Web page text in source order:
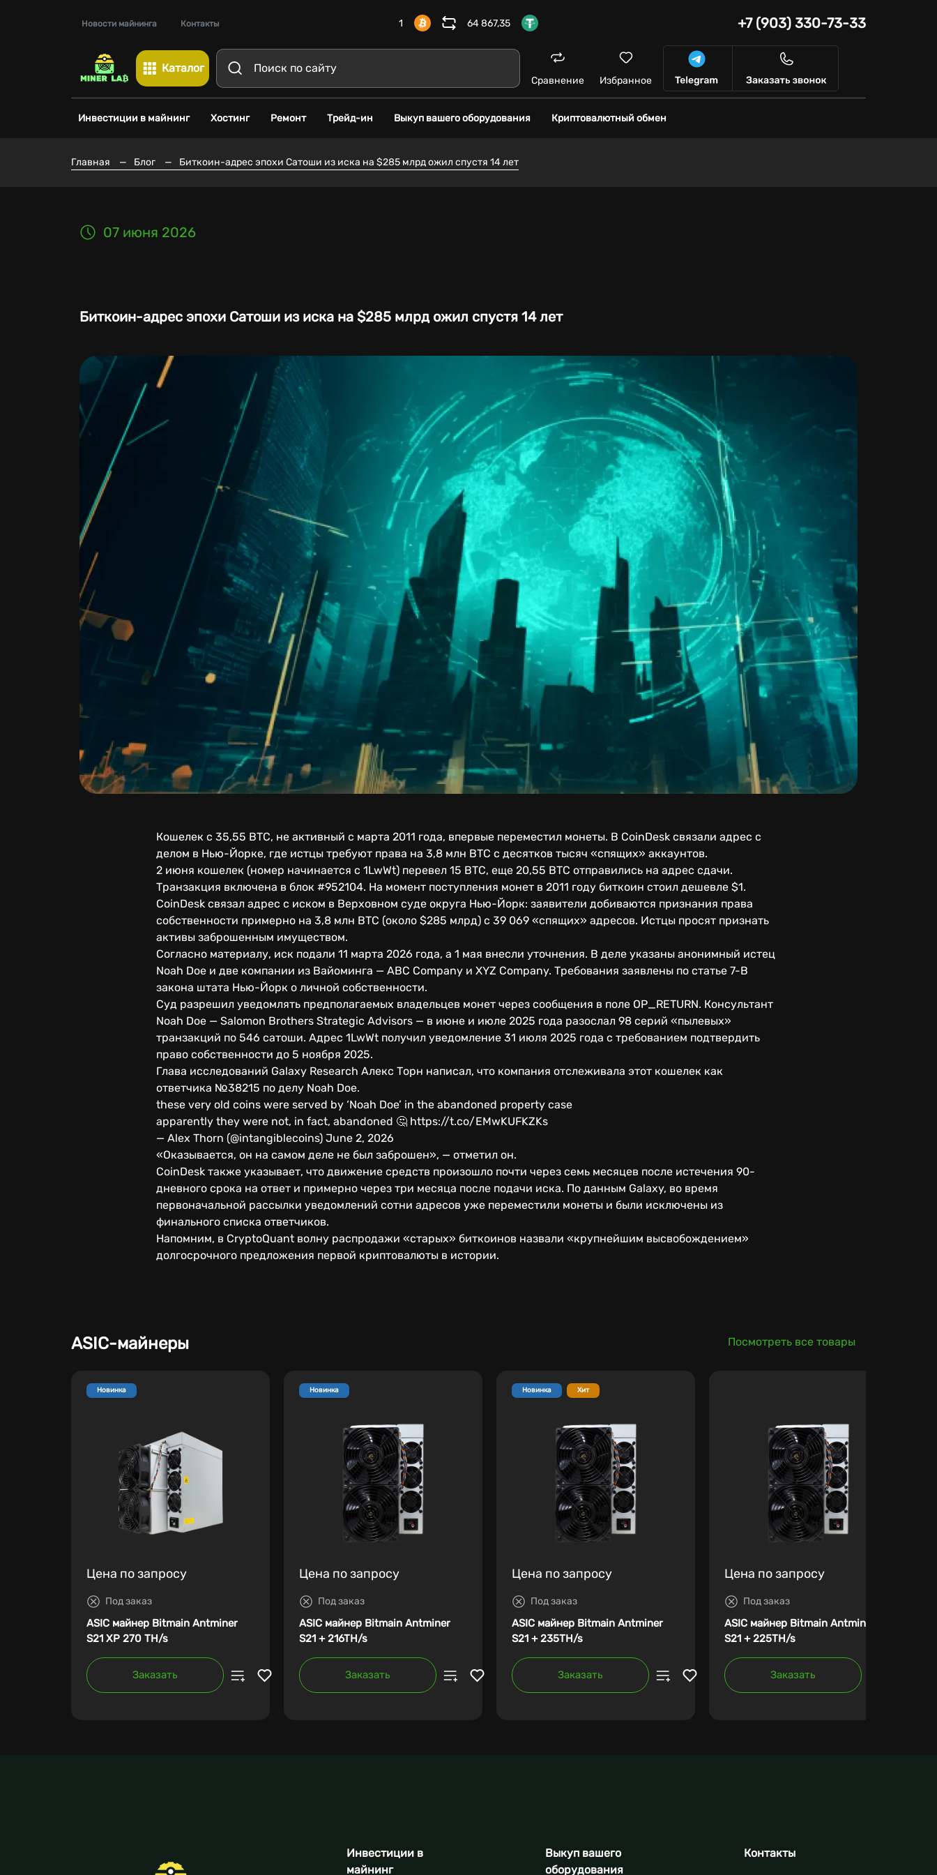
Новости майнинга Контакты 1 64 867,35 +7 (903) 330-73-33
Каталог
Сравнение Избранное
Инвестиции в майнинг Хостинг Ремонт Трейд-ин Выкуп вашего оборудования Криптовалютный обмен
Главная — Блог — Биткоин-адрес эпохи Сатоши из иска на $285 млрд ожил спустя 14 лет
07 июня 2026
Биткоин-адрес эпохи Сатоши из иска на $285 млрд ожил спустя 14 лет
Кошелек с 35,55 BTC, не активный с марта 2011 года, впервые переместил монеты. В CoinDesk связали адрес с
делом в Нью-Йорке, где истцы требуют права на 3,8 млн BTC с десятков тысяч «спящих» аккаунтов.
2 июня кошелек (номер начинается с 1LwWt) перевел 15 BTC, еще 20,55 BTC отправились на адрес сдачи.
Транзакция включена в блок #952104. На момент поступления монет в 2011 году биткоин стоил дешевле $1.
CoinDesk связал адрес с иском в Верховном суде округа Нью-Йорк: заявители добиваются признания права
собственности примерно на 3,8 млн BTC (около $285 млрд) с 39 069 «спящих» адресов. Истцы просят признать
активы заброшенным имуществом.
Согласно материалу, иск подали 11 марта 2026 года, а 1 мая внесли уточнения. В деле указаны анонимный истец
Noah Doe и две компании из Вайоминга — ABC Company и XYZ Company. Требования заявлены по статье 7-B
закона штата Нью-Йорк о личной собственности.
Суд разрешил уведомлять предполагаемых владельцев монет через сообщения в поле OP_RETURN. Консультант
Noah Doe — Salomon Brothers Strategic Advisors — в июне и июле 2025 года разослал 98 серий «пылевых»
транзакций по 546 сатоши. Адрес 1LwWt получил уведомление 31 июля 2025 года с требованием подтвердить
право собственности до 5 ноября 2025.
Глава исследований Galaxy Research Алекс Торн написал, что компания отслеживала этот кошелек как
ответчика №38215 по делу Noah Doe.
these very old coins were served by ‘Noah Doe’ in the abandoned property case
apparently they were not, in fact, abandoned 🤔 https://t.co/EMwKUFKZKs
— Alex Thorn (@intangiblecoins) June 2, 2026
«Оказывается, он на самом деле не был заброшен», — отметил он.
CoinDesk также указывает, что движение средств произошло почти через семь месяцев после истечения 90-
дневного срока на ответ и примерно через три месяца после подачи иска. По данным Galaxy, во время
первоначальной рассылки уведомлений сотни адресов уже переместили монеты и были исключены из
финального списка ответчиков.
Напомним, в CryptoQuant волну распродажи «старых» биткоинов назвали «крупнейшим высвобождением»
долгосрочного предложения первой криптовалюты в истории.
ASIC-майнеры Посмотреть все товары
Новинка
Цена по запросу
Под заказ
ASIC майнер Bitmain Antminer
S21 XP 270 TH/s
Заказать
Новинка
Цена по запросу
Под заказ
ASIC майнер Bitmain Antminer
S21 + 216TH/s
Заказать
Новинка Хит
Цена по запросу
Под заказ
ASIC майнер Bitmain Antminer
S21 + 235TH/s
Заказать
Цена по запросу
Под заказ
ASIC майнер Bitmain Antminer
S21 + 225TH/s
Заказать
Инвестиции в
майнинг
Выкуп вашего
оборудования
Контакты